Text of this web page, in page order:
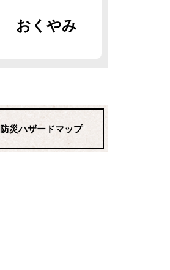
おくやみ
防災ハザードマップ